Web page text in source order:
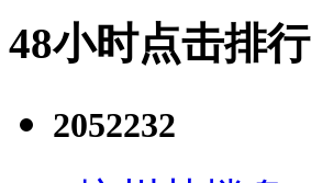
48小时点击排行
2052232